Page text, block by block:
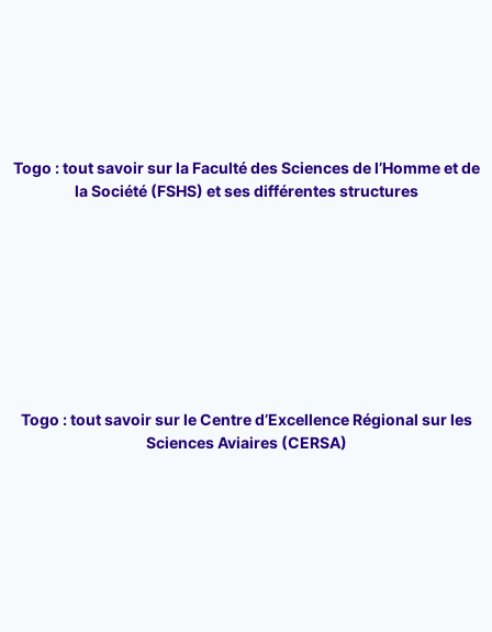
Togo : tout savoir sur la Faculté des Sciences de l’Homme et de
la Société (FSHS) et ses différentes structures
Togo : tout savoir sur le Centre d’Excellence Régional sur les
Sciences Aviaires (CERSA)